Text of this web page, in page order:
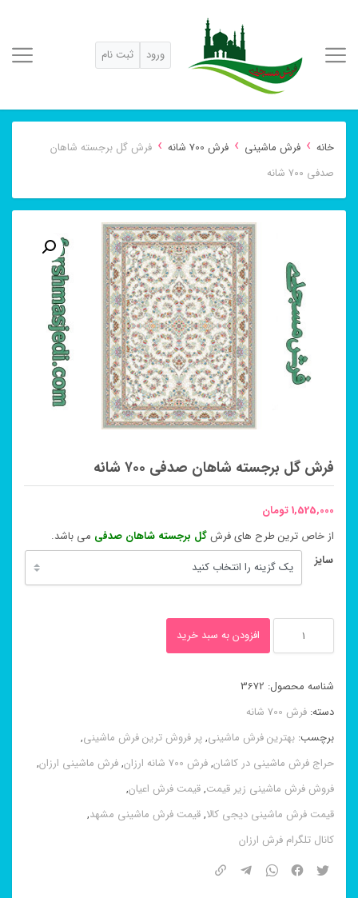
ورود ثبت نام
خانه › فرش ماشینی › فرش 700 شانه › فرش گل برجسته شاهان
صدفی ۷۰۰ شانه
فرش گل برجسته شاهان صدفی ۷۰۰ شانه
1,525,000تومان
از خاص ترین طرح های فرشگل برجسته شاهان صدفی می باشد.
سایز
گل
برجسته
شاهان
صدفی
۷۰۰
شانه
عدد
افزودن به سبد خرید
شناسه محصول: 3672
دسته: فرش 700 شانه
برچسب: بهترین فرش ماشینی,پر فروش ترین فرش ماشینی,
حراج فرش ماشینی در کاشان,فرش 700 شانه ارزان ,فرش ماشینی ارزان,
فروش فرش ماشینی زیر قیمت,قیمت فرش اعیان,
قیمت فرش ماشینی دیجی کالا,قیمت فرش ماشینی مشهد,
کانال تلگرام فرش ارزان